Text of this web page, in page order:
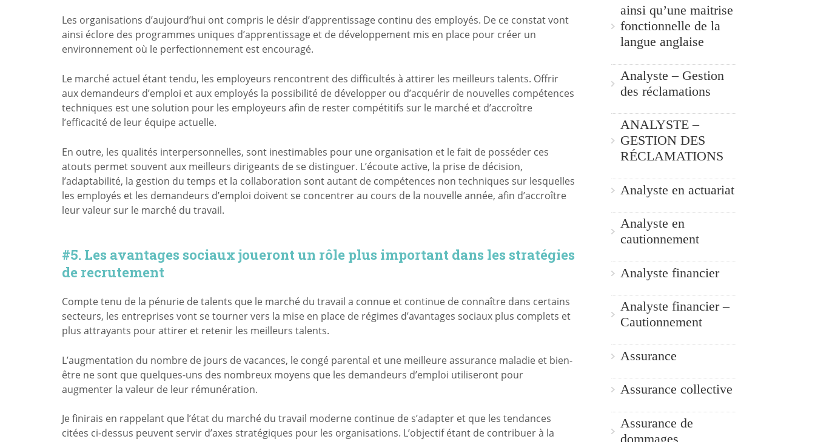
Les organisations d’aujourd’hui ont compris le désir d’apprentissage continu des employés. De ce constat vont
ainsi éclore des programmes uniques d’apprentissage et de développement mis en place pour créer un
environnement où le perfectionnement est encouragé.
Le marché actuel étant tendu, les employeurs rencontrent des difficultés à attirer les meilleurs talents. Offrir
aux demandeurs d’emploi et aux employés la possibilité de développer ou d’acquérir de nouvelles compétences
techniques est une solution pour les employeurs afin de rester compétitifs sur le marché et d’accroître
l’efficacité de leur équipe actuelle.
En outre, les qualités interpersonnelles, sont inestimables pour une organisation et le fait de posséder ces
atouts permet souvent aux meilleurs dirigeants de se distinguer. L’écoute active, la prise de décision,
l’adaptabilité, la gestion du temps et la collaboration sont autant de compétences non techniques sur lesquelles
les employés et les demandeurs d’emploi doivent se concentrer au cours de la nouvelle année, afin d’accroître
leur valeur sur le marché du travail.
#5. Les avantages sociaux joueront un rôle plus important dans les stratégies
de recrutement
Compte tenu de la pénurie de talents que le marché du travail a connue et continue de connaître dans certains
secteurs, les entreprises vont se tourner vers la mise en place de régimes d’avantages sociaux plus complets et
plus attrayants pour attirer et retenir les meilleurs talents.
L’augmentation du nombre de jours de vacances, le congé parental et une meilleure assurance maladie et bien-
être ne sont que quelques-uns des nombreux moyens que les demandeurs d’emploi utiliseront pour
augmenter la valeur de leur rémunération.
Je finirais en rappelant que l’état du marché du travail moderne continue de s’adapter et que les tendances
citées ci-dessus peuvent servir d’axes stratégiques pour les organisations. L’objectif étant de contribuer à la
ainsi qu’une maitrise
fonctionnelle de la
langue anglaise
Analyste – Gestion
des réclamations
ANALYSTE –
GESTION DES
RÉCLAMATIONS
Analyste en actuariat
Analyste en
cautionnement
Analyste financier
Analyste financier –
Cautionnement
Assurance
Assurance collective
Assurance de
dommages